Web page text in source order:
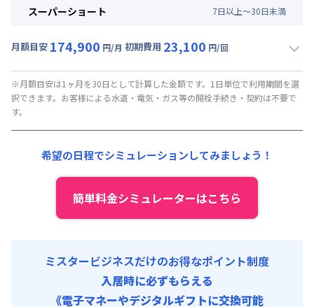
事務手数料 : 5,000円/回 (税抜)
その他費用 :
初期費用
事務手数料 : 5,000円/回 (税抜)
月額賃料目安(30日利用)
光熱費他 : 9,000円/月 (300円/日) (税抜)
その他費用 :
共益費: 9,000円/月 (300円/日) (税抜)
初期費用
事務手数料 : 5,000円/回 (税抜)
スーパーショート 7日以上～30日未満
月額目安 174,900 円/月 初期費用 23,100 円/回
月額賃料目安(30日利用)
賃料 : 120,000円/月 (4,000円/日) (税抜)
光熱費他 :
その他費用 :
9,000円/月 (300円/日) (税抜)
退去時クリーニング費用 : 10,000円/回 (税抜)
※月額目安は1ヶ月を30日として計算した金額です。1日単位で利用期間を選
択できます。お客様による水道・電気・ガス等の開栓手続き・契約は不要で
す。
希望の日程でシミュレーションしてみましょう！
簡単料金シミュレーターはこちら
ミスタービジネスだけのお得なポイント制度
入居時に必ずもらえる
《電子マネーやデジタルギフトに交換可能